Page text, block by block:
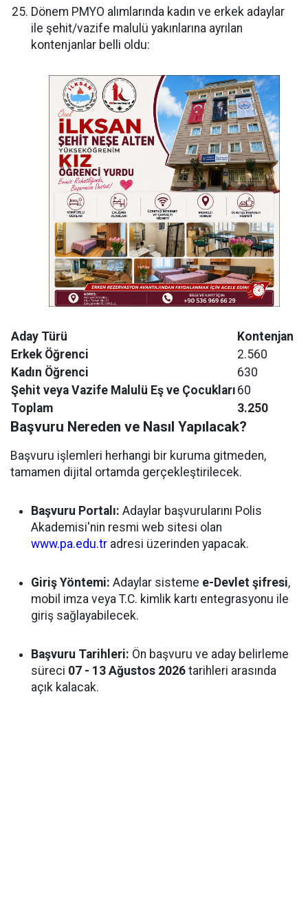
Dönem PMYO alımlarında kadın ve erkek adaylar
ile şehit/vazife malulü yakınlarına ayrılan
kontenjanlar belli oldu:
Aday Türü
Kontenjan
Erkek Öğrenci
2.560
Kadın Öğrenci
630
Şehit veya Vazife Malulü Eş ve Çocukları 60
Toplam
3.250
Başvuru Nereden ve Nasıl Yapılacak?
Başvuru işlemleri herhangi bir kuruma gitmeden,
tamamen dijital ortamda gerçekleştirilecek.
Başvuru Portalı: Adaylar başvurularını Polis
Akademisi'nin resmi web sitesi olan
www.pa.edu.tr adresi üzerinden yapacak.
Giriş Yöntemi: Adaylar sisteme e-Devlet şifresi,
mobil imza veya T.C. kimlik kartı entegrasyonu ile
giriş sağlayabilecek.
Başvuru Tarihleri: Ön başvuru ve aday belirleme
süreci 07 - 13 Ağustos 2026 tarihleri arasında
açık kalacak.